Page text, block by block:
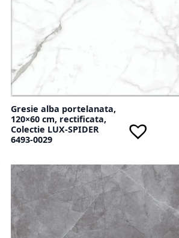
Gresie alba portelanata,
120×60 cm, rectificata,
Colectie LUX-SPIDER
6493-0029